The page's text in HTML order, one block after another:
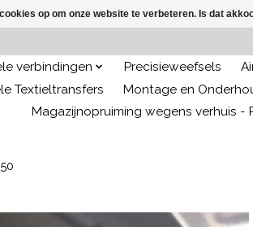
verbindingen Precisieweefsels
Textieltransfers
Montage en
Magazijnopruiming wegens verhuis -
op om onze website te verbeteren. Is dat